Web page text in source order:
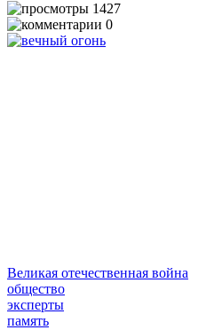
1427
0
Великая отечественная война
общество
эксперты
память